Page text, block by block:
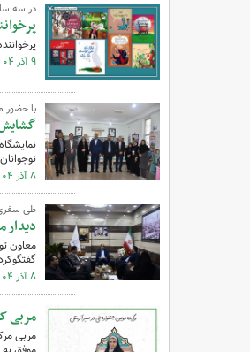
در سه
۹ آذر ۰۴ - ۱۰:۲۹
با حضور
۸ آذر ۰۴ - ۱۵:۴۶
طی
دیدار
معاون
۸ آذر ۰۴ - ۱۵:۲۷
مربی
مربی